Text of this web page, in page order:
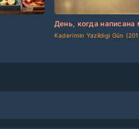
Kaderimin Yazildigi Gün
[updated]